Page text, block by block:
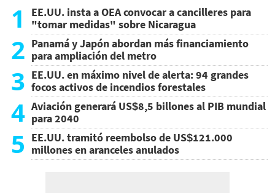
1
EE.UU. insta a OEA convocar a cancilleres para
"tomar medidas" sobre Nicaragua
2 Panamá y Japón abordan más financiamiento
para ampliación del metro
3 EE.UU. en máximo nivel de alerta: 94 grandes
focos activos de incendios forestales
4 Aviación generará US$8,5 billones al PIB mundial
para 2040
5 EE.UU. tramitó reembolso de US$121.000
millones en aranceles anulados